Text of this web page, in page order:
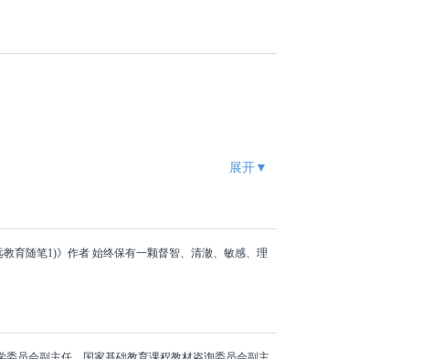
展开▼
育随笔1)》作者 始终保有一颗督智、清澈、敏感、理